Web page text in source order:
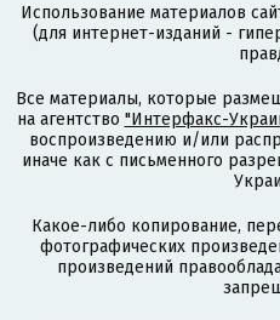
Использование материалов
(для интернет-изданий -
Все материалы, которые
на агентство "Интерфакс-
воспроизведению и/или
иначе как с письменного
Какое-либо копирование,
фотографических
произведений